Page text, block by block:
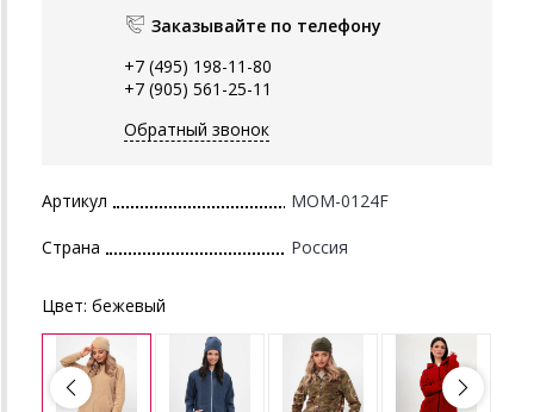
Заказывайте по телефону
+7 (495) 198-11-80
+7 (905) 561-25-11
Обратный звонок
Артикул MOM-0124F
Страна Россия
Цвет: бежевый